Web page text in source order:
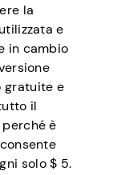
la
e
in cambio
gratuite e
il
è
solo $ 5.